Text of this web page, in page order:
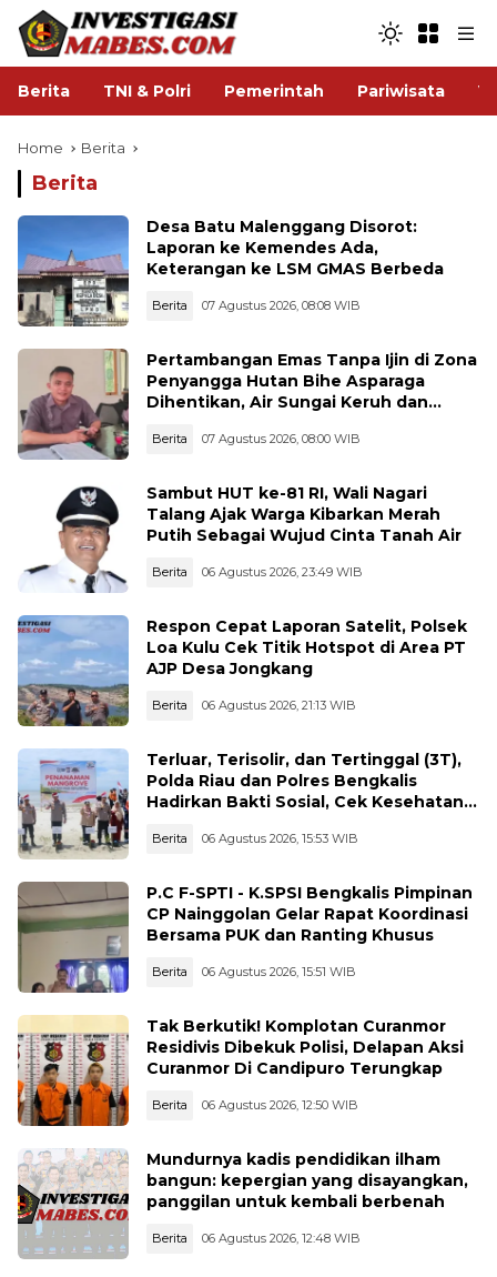
Berita TNI & Polri Pemerintah Pariwisata
Home Berita
Berita
Desa Batu Malenggang Disorot:
Laporan ke Kemendes Ada,
Keterangan ke LSM GMAS Berbeda
Berita 07 Agustus 2026, 08:08 WIB
Pertambangan Emas Tanpa Ijin di Zona
Penyangga Hutan Bihe Asparaga
Dihentikan, Air Sungai Keruh dan
Berita 07 Agustus 2026, 08:00 WIB
Sambut HUT ke-81 RI, Wali Nagari
Talang Ajak Warga Kibarkan Merah
Putih Sebagai Wujud Cinta Tanah Air
Berita 06 Agustus 2026, 23:49 WIB
Respon Cepat Laporan Satelit, Polsek
Loa Kulu Cek Titik Hotspot di Area PT
AJP Desa Jongkang
Berita 06 Agustus 2026, 21:13 WIB
Terluar, Terisolir, dan Tertinggal (3T),
Polda Riau dan Polres Bengkalis
Hadirkan Bakti Sosial, Cek Kesehatan
Rupat
Berita 06 Agustus 2026, 15:53 WIB
P.C F-SPTI - K.SPSI Bengkalis Pimpinan
CP Nainggolan Gelar Rapat Koordinasi
Bersama PUK dan Ranting Khusus
Berita 06 Agustus 2026, 15:51 WIB
Tak Berkutik! Komplotan Curanmor
Residivis Dibekuk Polisi, Delapan Aksi
Curanmor Di Candipuro Terungkap
Berita 06 Agustus 2026, 12:50 WIB
Mundurnya kadis pendidikan ilham
bangun: kepergian yang disayangkan,
panggilan untuk kembali berbenah
Berita 06 Agustus 2026, 12:48 WIB